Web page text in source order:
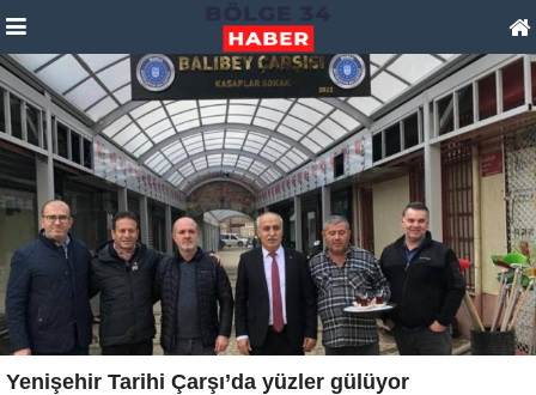
Yenişehir Tarihi Çarşı’da yüzler gülüyor